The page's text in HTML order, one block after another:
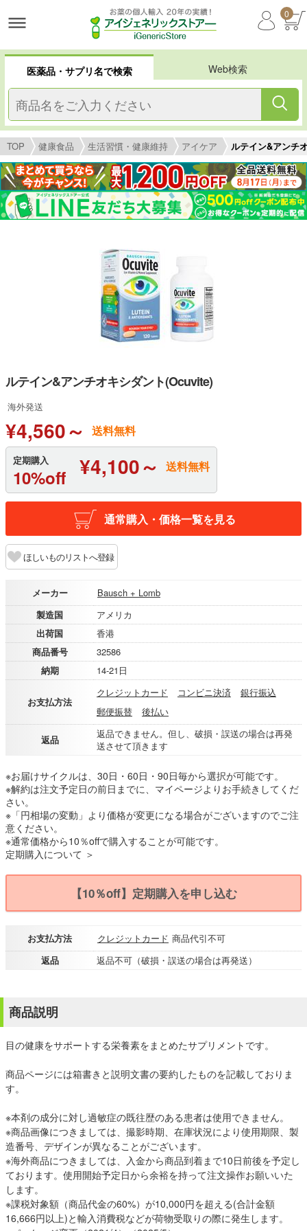
0
医薬品・サプリ名で検索 Web検索
TOP 健康食品 生活習慣・健康維持 アイケア ルテイン&アンチ
ルテイン&アンチオキシダント(Ocuvite)
海外発送
¥4,560～ 送料無料
定期購入
10%off ¥4,100～ 送料無料
通常購入・価格一覧を見る
ほしいものリストへ登録
メーカー
Bausch + Lomb
製造国
アメリカ
出荷国
香港
商品番号
32586
納期
14-21日
お支払方法
クレジットカード コンビニ決済
銀行振込
郵便振替
後払い
返品
返品できません。但し、破損・誤送の場合は再発
送させて頂きます
※お届けサイクルは、30日・60日・90日毎から選択が可能です。
※解約は注文予定日の前日までに、マイページよりお手続きしてくだ
さい。
※「円相場の変動」より価格が変更になる場合がございますのでご注
意ください。
※通常価格から10％offで購入することが可能です。
定期購入について ＞
【10％off】定期購入を申し込む
お支払方法 クレジットカード 商品代引不可
返品
返品不可（破損・誤送の場合は再発送）
商品説明
目の健康をサポートする栄養素をまとめたサプリメントです。
商品ページには箱書きと説明文書の要約したものを記載しておりま
す。
※本剤の成分に対し過敏症の既往歴のある患者は使用できません。
※商品画像につきましては、撮影時期、在庫状況により使用期限、製
造番号、デザインが異なることがございます。
※海外商品につきましては、入金から商品到着まで10日前後を予定し
ております。使用開始予定日から余裕を持って注文操作お願いいた
します。
※課税対象額（商品代金の60%）が10,000円を超える(合計金額
16,666円以上)と輸入消費税などが荷物受取りの際に発生します。